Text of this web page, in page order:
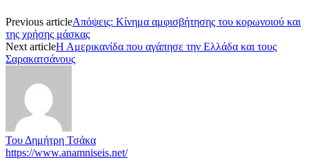
Previous articleΑπόψεις: Κίνημα αμφισβήτησης του κορωνοιού και
της χρήσης μάσκας
Next articleΗ Αμερικανίδα που αγάπησε την Ελλάδα και τους
Σαρακατσάνους
Του Δημήτρη Τσάκα
https://www.anamniseis.net/